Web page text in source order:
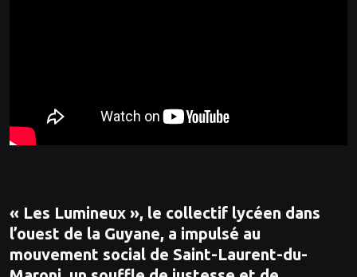
« Les Lumineux », le collectif lycéen dans
l’ouest de la Guyane, a impulsé au
mouvement social de Saint-Laurent-du-